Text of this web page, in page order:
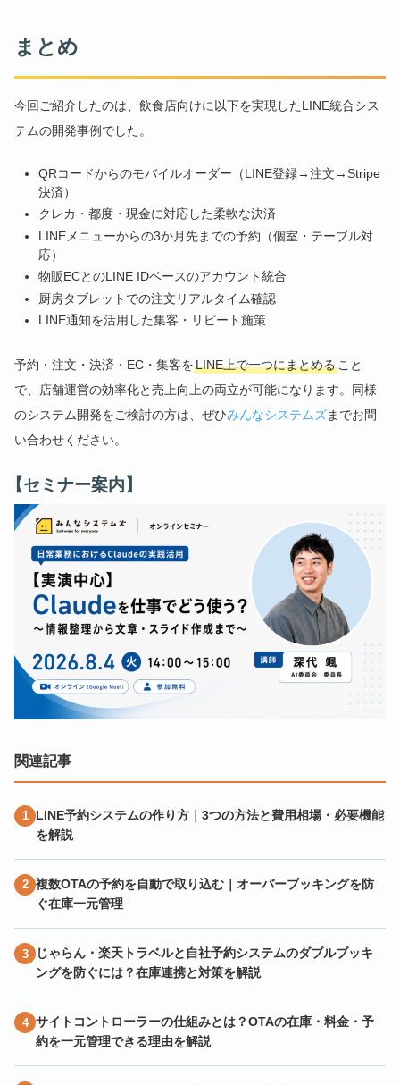
まとめ
今回ご紹介したのは、飲食店向けに以下を実現したLINE統合シス
テムの開発事例でした。
QRコードからのモバイルオーダー（LINE登録→注文→Stripe
決済）
クレカ・都度・現金に対応した柔軟な決済
LINEメニューからの3か月先までの予約（個室・テーブル対
応）
物販ECとのLINE IDベースのアカウント統合
厨房タブレットでの注文リアルタイム確認
LINE通知を活用した集客・リピート施策
予約・注文・決済・EC・集客をLINE上で一つにまとめる こと
で、店舗運営の効率化と売上向上の両立が可能になります。同様
のシステム開発をご検討の方は、ぜひみんなシステムズまでお問
い合わせください。
【セミナー案内】
関連記事
LINE予約システムの作り方｜3つの方法と費用相場・必要機能
を解説
複数OTAの予約を自動で取り込む｜オーバーブッキングを防
ぐ在庫一元管理
じゃらん・楽天トラベルと自社予約システムのダブルブッキ
ングを防ぐには？在庫連携と対策を解説
サイトコントローラーの仕組みとは？OTAの在庫・料金・予
約を一元管理できる理由を解説